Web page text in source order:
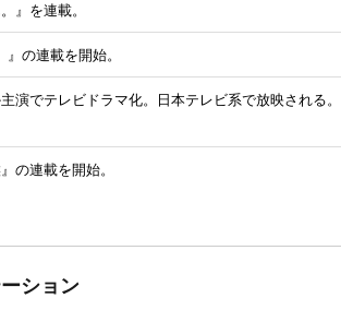
』を連載。
の連載を開始。
演でテレビドラマ化。日本テレビ系で放映される。
の連載を開始。
ション